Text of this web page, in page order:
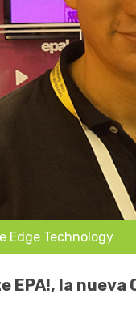
Edge Technology
EPA!, la nueva